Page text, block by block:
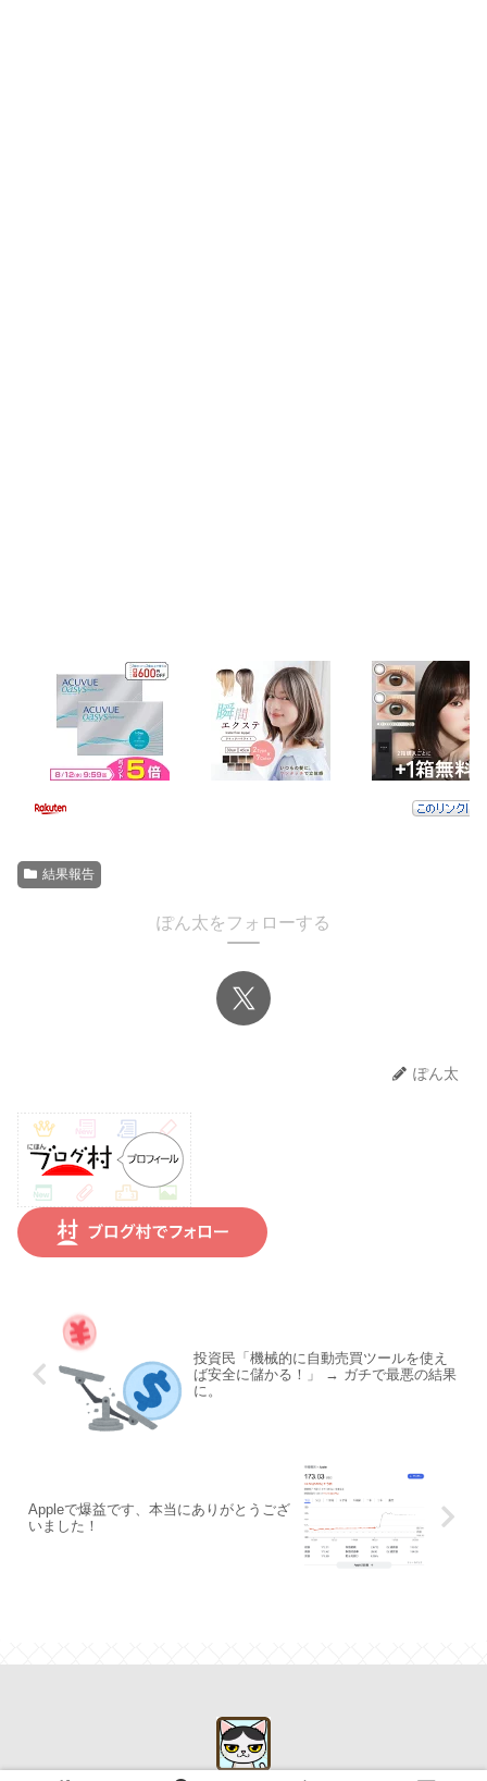
結果報告
ぽん太をフォローする
ぽん太
投資民「機械的に自動売買ツールを使え
ば安全に儲かる！」 → ガチで最悪の結果
に。
Appleで爆益です、本当にありがとうござ
いました！